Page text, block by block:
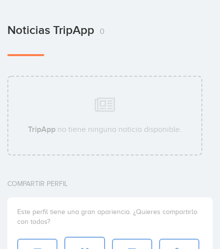
Noticias TripApp 0
TripApp no tiene ninguna noticia disponible.
COMPARTIR PERFIL
Este perfil tiene una gran apariencia. ¿Quieres compartirlo
con todos?